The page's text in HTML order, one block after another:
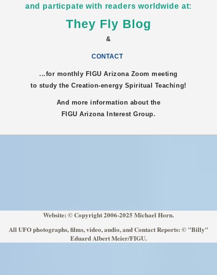
and particpate with readers worldwide at:
They Fly Blog
&
CONTACT
...for monthly FIGUArizona Zoom meeting
to study the Creation-energy Spiritual Teaching!
And more information about the
FIGUArizonaInterest Group.
Website: © Copyright 2006-2025 Michael Horn.
All UFO photographs, films, video, audio, and Contact Reports: © "Billy"
Eduard Albert Meier/FIGU.